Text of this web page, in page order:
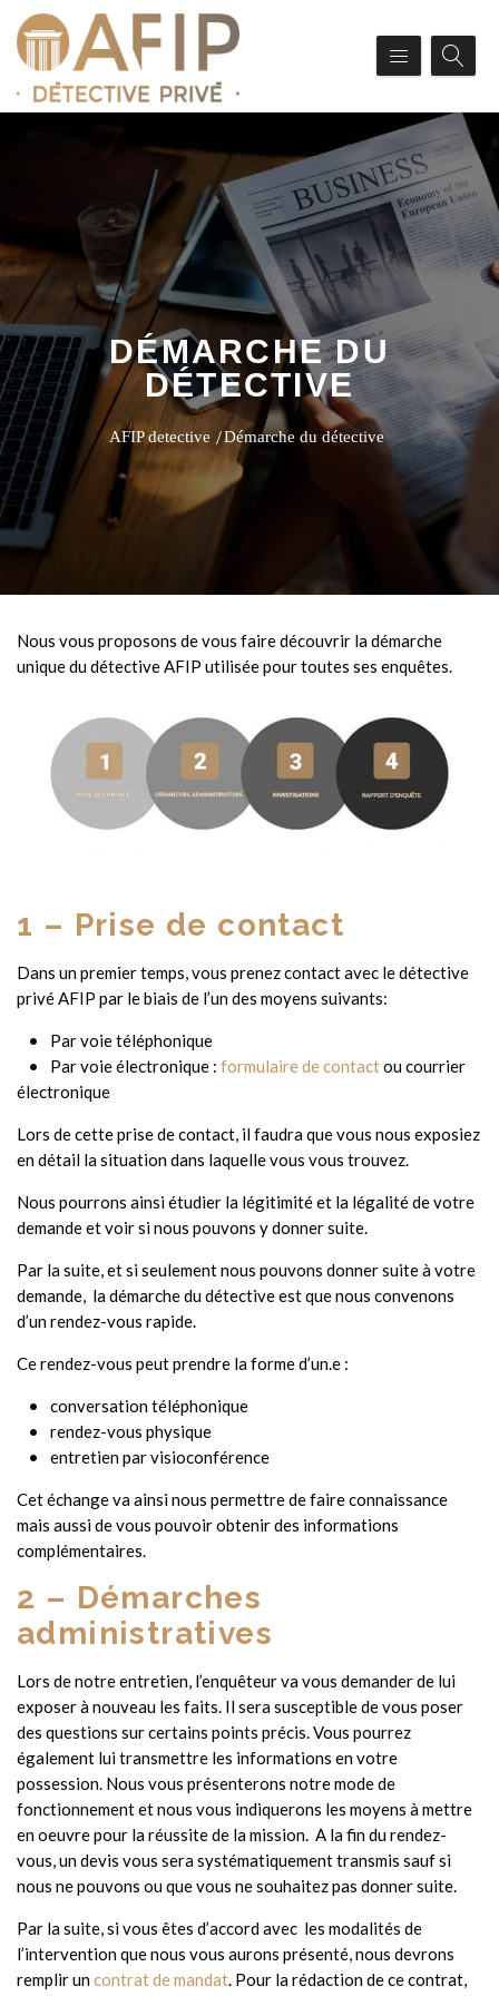
DÉMARCHE DU
DÉTECTIVE
AFIP detective Démarche du détective
Nous vous proposons de vous faire découvrir la démarche
unique du détective AFIP utilisée pour toutes ses enquêtes.
1 – Prise de contact
Dans un premier temps, vous prenez contact avec le détective
privé AFIP par le biais de l’un des moyens suivants:
Par voie téléphonique
Par voie électronique : formulaire de contactou courrier
électronique
Lors de cette prise de contact, il faudra que vous nous exposiez
en détail la situation dans laquelle vous vous trouvez.
Nous pourrons ainsi étudier la légitimité et la légalité de votre
demande et voir si nous pouvons y donner suite.
Par la suite, et si seulement nous pouvons donner suite à votre
demande, la démarche du détective est que nous convenons
d’un rendez-vous rapide.
Ce rendez-vous peut prendre la forme d’un.e :
conversation téléphonique
rendez-vous physique
entretien par visioconférence
Cet échange va ainsi nous permettre de faire connaissance
mais aussi de vous pouvoir obtenir des informations
complémentaires.
2 – Démarches
administratives
Lors de notre entretien, l’enquêteur va vous demander de lui
exposer à nouveau les faits. Il sera susceptible de vous poser
des questions sur certains points précis. Vous pourrez
également lui transmettre les informations en votre
possession. Nous vous présenterons notre mode de
fonctionnement et nous vous indiquerons les moyens à mettre
en oeuvre pour la réussite de la mission. A la fin du rendez-
vous, un devis vous sera systématiquement transmis sauf si
nous ne pouvons ou que vous ne souhaitez pas donner suite.
Par la suite, si vous êtes d’accord avec les modalités de
l’intervention que nous vous aurons présenté, nous devrons
remplir uncontrat de mandat. Pour la rédaction de ce contrat,